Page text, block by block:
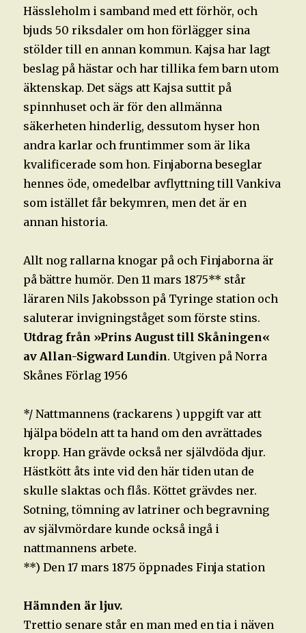
Hässleholm i samband med ett förhör, och
bjuds 50 riksdaler om hon förlägger sina
stölder till en annan kommun. Kajsa har lagt
beslag på hästar och har tillika fem barn utom
äktenskap. Det sägs att Kajsa suttit på
spinnhuset och är för den allmänna
säkerheten hinderlig, dessutom hyser hon
andra karlar och fruntimmer som är lika
kvalificerade som hon. Finjaborna beseglar
hennes öde, omedelbar avflyttning till Vankiva
som istället får bekymren, men det är en
annan historia.
Allt nog rallarna knogar på och Finjaborna är
på bättre humör. Den 11 mars 1875** står
läraren Nils Jakobsson på Tyringe station och
saluterar invigningståget som förste stins.
Utdrag från »Prins August till Skåningen«
av Allan-Sigward Lundin. Utgiven på Norra
Skånes Förlag 1956
*/ Nattmannens (rackarens ) uppgift var att
hjälpa bödeln att ta hand om den avrättades
kropp. Han grävde också ner självdöda djur.
Hästkött åts inte vid den här tiden utan de
skulle slaktas och flås. Köttet grävdes ner.
Sotning, tömning av latriner och begravning
av självmördare kunde också ingå i
nattmannens arbete.
**) Den 17 mars 1875 öppnades Finja station
Hämnden är ljuv.
Trettio senare står en man med en tia i näven